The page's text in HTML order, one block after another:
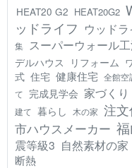
HEAT20 G2 HEAT20G2
ッドライフ ウッド
集 スーパーウォール
デルハウス
リフォーム
式 住宅 健康住宅 全館空
て 完成見学会 家づくり
建て 暮らし 木の家 注
市ハウスメーカー
震等級3 自然素材の家
断熱